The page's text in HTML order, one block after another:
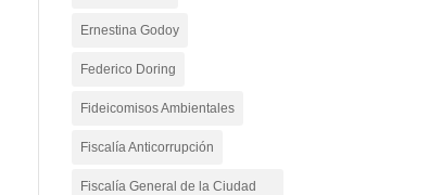
Ernestina Godoy
Federico Doring
Fideicomisos Ambientales
Fiscalía Anticorrupción
Fiscalía General de la Ciudad